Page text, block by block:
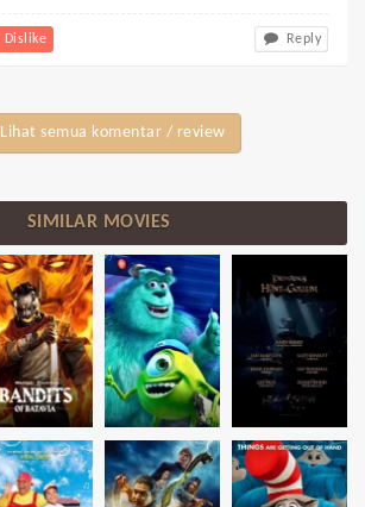
Dislike Reply
Lihat semua komentar / review
SIMILAR MOVIES